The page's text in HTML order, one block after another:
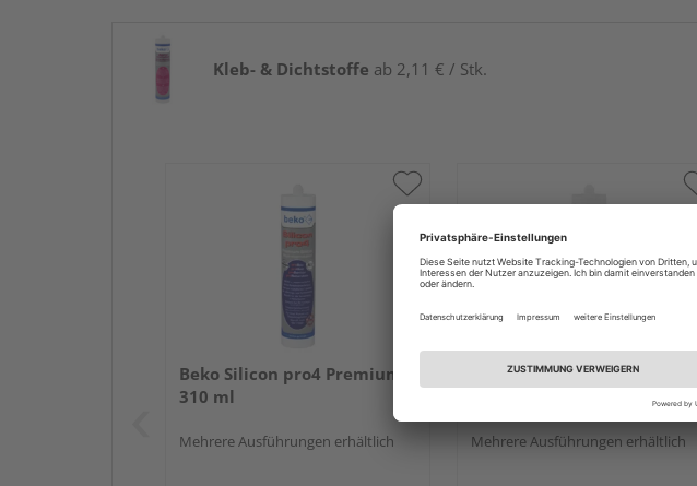
Kleb- & Dichtstoffe ab 2,11 € / Stk.
Beko Silicon pro4 Premium
310 ml
Mehrere Ausführungen erhältlich
Beko Acryl-Dichtstoff 310 ml
Mehrere Ausführungen erhältlich